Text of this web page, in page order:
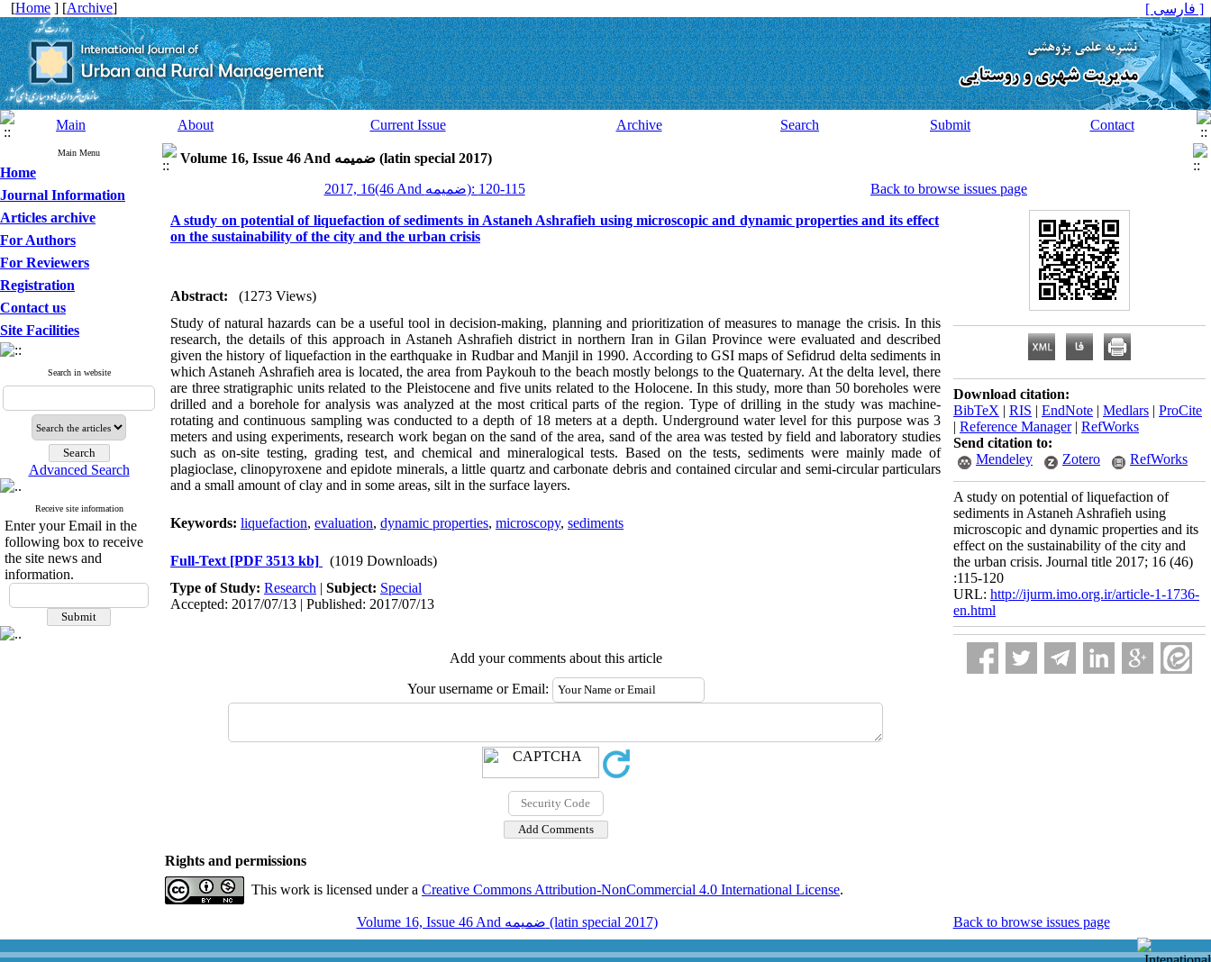
[Home ] [Archive] [ فارسی ]
Main About Current Issue Archive Search Submit Contact
Main Menu
Home
Journal Information
Articles archive
For Authors
For Reviewers
Registration
Contact us
Site Facilities
Search in website
Advanced Search
Receive site information
Enter your Email in the
following box to receive
the site news and
information.
Volume 16, Issue 46 And ضميمه (latin special 2017)
2017, 16(46 And ضميمه): 115-120
Back to browse issues page
A study on potential of liquefaction of sediments in Astaneh Ashrafieh using microscopic and dynamic properties and its effect
on the sustainability of the city and the urban crisis
Abstract:
(1273 Views)
Study of natural hazards can be a useful tool in decision-making, planning and prioritization of measures to manage the crisis. In this
research, the details of this approach in Astaneh Ashrafieh district in northern Iran in Gilan Province were evaluated and described
given the history of liquefaction in the earthquake in Rudbar and Manjil in 1990. According to GSI maps of Sefidrud delta sediments in
which Astaneh Ashrafieh area is located, the area from Paykouh to the beach mostly belongs to the Quaternary. At the delta level, there
are three stratigraphic units related to the Pleistocene and five units related to the Holocene. In this study, more than 50 boreholes were
drilled and a borehole for analysis was analyzed at the most critical parts of the region. Type of drilling in the study was machine-
rotating and continuous sampling was conducted to a depth of 18 meters at a depth. Underground water level for this purpose was 3
meters and using experiments, research work began on the sand of the area, sand of the area was tested by ​​field and laboratory studies
such as on-site testing, grading test, and chemical and mineralogical tests. Based on the tests, sediments were mainly made of
plagioclase, clinopyroxene and epidote minerals, a little quartz and carbonate debris and contained circular and semi-circular particulars
and a small amount of clay and in some areas, silt in the surface layers.
Keywords: liquefaction, evaluation, dynamic properties, microscopy, sediments
Full-Text [PDF 3513 kb]
(1019 Downloads)
Type of Study: Research | Subject: Special
Accepted: 2017/07/13 | Published: 2017/07/13
Add your comments about this article
Your username or Email:
Download citation:
BibTeX | RIS | EndNote | Medlars | ProCite
| Reference Manager| RefWorks
Send citation to:
Mendeley
Zotero RefWorks
A study on potential of liquefaction of
sediments in Astaneh Ashrafieh using
microscopic and dynamic properties and its
effect on the sustainability of the city and
the urban crisis. Journal title 2017; 16 (46)
:115-120
URL: http://ijurm.imo.org.ir/article-1-1736-
en.html
Rights and permissions
This work is licensed under a Creative Commons Attribution-NonCommercial 4.0 International License.
Volume 16, Issue 46 And ضميمه (latin special 2017) Back to browse issues page